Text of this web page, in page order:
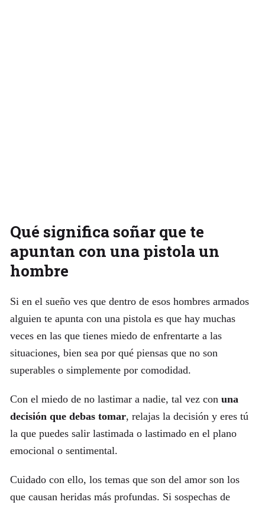
Qué significa soñar que te
apuntan con una pistola un
hombre
Si en el sueño ves que dentro de esos hombres armados
alguien te apunta con una pistola es que hay muchas
veces en las que tienes miedo de enfrentarte a las
situaciones, bien sea por qué piensas que no son
superables o simplemente por comodidad.
Con el miedo de no lastimar a nadie, tal vez con una
decisión que debas tomar, relajas la decisión y eres tú
la que puedes salir lastimada o lastimado en el plano
emocional o sentimental.
Cuidado con ello, los temas que son del amor son los
que causan heridas más profundas. Si sospechas de